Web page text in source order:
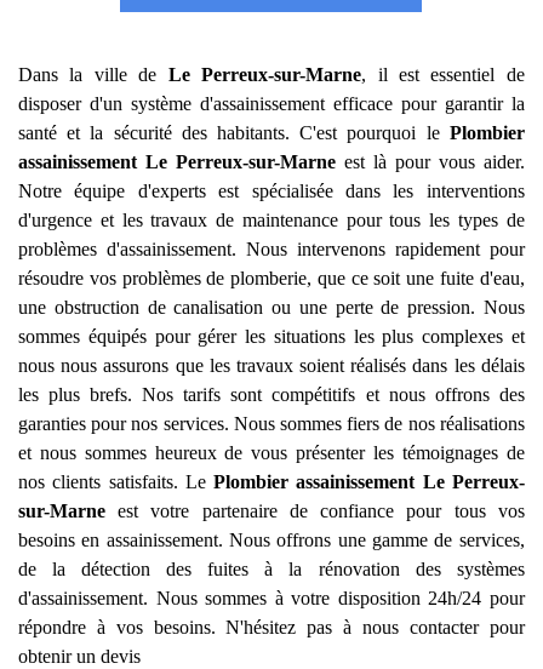
Dans la ville de Le Perreux-sur-Marne, il est essentiel de
disposer d'un système d'assainissement efficace pour garantir la
santé et la sécurité des habitants. C'est pourquoi le Plombier
assainissement Le Perreux-sur-Marneest là pour vous aider.
Notre équipe d'experts est spécialisée dans les interventions
d'urgence et les travaux de maintenance pour tous les types de
problèmes d'assainissement. Nous intervenons rapidement pour
résoudre vos problèmes de plomberie, que ce soit une fuite d'eau,
une obstruction de canalisation ou une perte de pression. Nous
sommes équipés pour gérer les situations les plus complexes et
nous nous assurons que les travaux soient réalisés dans les délais
les plus brefs. Nos tarifs sont compétitifs et nous offrons des
garanties pour nos services. Nous sommes fiers de nos réalisations
et nous sommes heureux de vous présenter les témoignages de
nos clients satisfaits. Le Plombier assainissement Le Perreux-
sur-Marne est votre partenaire de confiance pour tous vos
besoins en assainissement. Nous offrons une gamme de services,
de la détection des fuites à la rénovation des systèmes
d'assainissement. Nous sommes à votre disposition 24h/24 pour
répondre à vos besoins. N'hésitez pas à nous contacter pour
obtenir un devis